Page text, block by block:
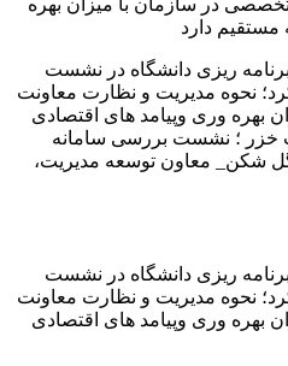
ریزی دانشگاه در نشست
نحوه مدیریت و نظارت معاونت
بهره وری وپیامد های اقتصادی
خزر ؛ نشست بررسی سامانه
شکن_ معاون توسعه مدیریت،
ریزی دانشگاه در نشست
نحوه مدیریت و نظارت معاونت
بهره وری وپیامد های اقتصادی